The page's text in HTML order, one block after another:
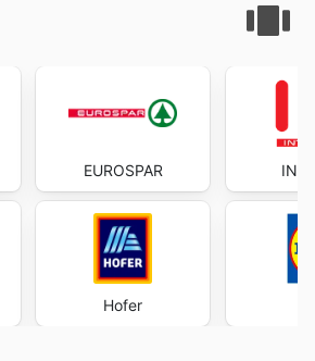
EUROSPAR
Hofer